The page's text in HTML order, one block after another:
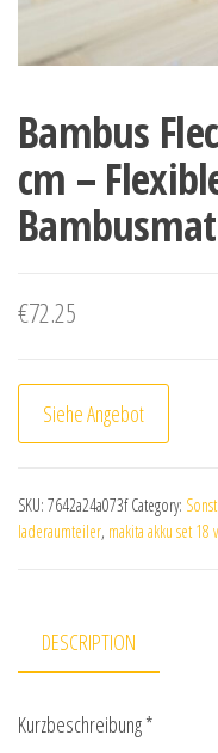
Bambus
cm –
€72.25
Siehe Angebot
SKU: 7642a24a073f Category:
laderaumteiler, makita akku set 18 v
DESCRIPTION
Kurzbeschreibung *